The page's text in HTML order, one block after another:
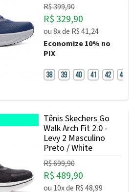
R$ 399,90
R$ 329,90
ou8xde R$ 41,24
Economize10% no
PIX
Tênis Skechers Go
Walk Arch Fit 2.0 -
Levy 2 Masculino
Preto / White
R$ 699,90
R$ 489,90
ou 10xde R$ 48,99